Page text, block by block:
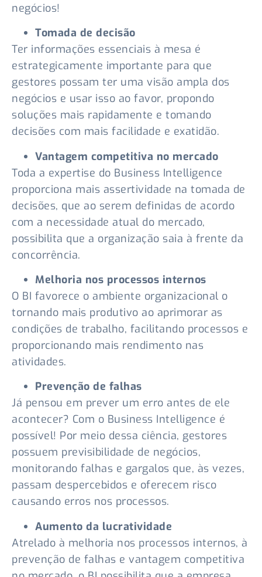
negócios!
Tomada de decisão
Ter informações essenciais à mesa é
estrategicamente importante para que
gestores possam ter uma visão ampla dos
negócios e usar isso ao favor, propondo
soluções mais rapidamente e tomando
decisões com mais facilidade e exatidão.
Vantagem competitiva no mercado
Toda a expertise do Business Intelligence
proporciona mais assertividade na tomada de
decisões, que ao serem definidas de acordo
com a necessidade atual do mercado,
possibilita que a organização saia à frente da
concorrência.
Melhoria nos processos internos
O BI favorece o ambiente organizacional o
tornando mais produtivo ao aprimorar as
condições de trabalho, facilitando processos e
proporcionando mais rendimento nas
atividades.
Prevenção de falhas
Já pensou em prever um erro antes de ele
acontecer? Com o Business Intelligence é
possível! Por meio dessa ciência, gestores
possuem previsibilidade de negócios,
monitorando falhas e gargalos que, às vezes,
passam despercebidos e oferecem risco
causando erros nos processos.
Aumento da lucratividade
Atrelado à melhoria nos processos internos, à
prevenção de falhas e vantagem competitiva